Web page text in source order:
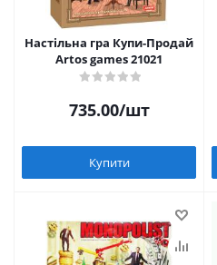
Настільна гра Купи-Продай
Artos games 21021
735.00/шт
Купити